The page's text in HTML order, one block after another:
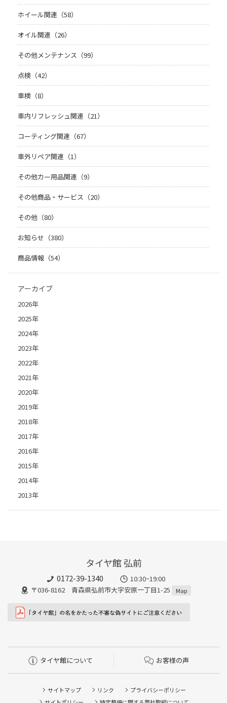
ホイール関連（58）
オイル関連（26）
その他メンテナンス（99）
点検（42）
車検（8）
車内リフレッシュ関連（21）
コーティング関連（67）
車外リペア関連（1）
その他カー用品関連（9）
その他商品・サービス（20）
その他（80）
お知らせ（380）
商品情報（54）
アーカイブ
2026年
2025年
2024年
2023年
2022年
2021年
2020年
2019年
2018年
2017年
2016年
2015年
2014年
2013年
タイヤ館 弘前
0172-39-1340
10:30~19:00
〒036-8162 青森県弘前市大字安原一丁目1-25
Map
タイヤ館について お客様の声
サイトマップ リンク
プライバシーポリシー